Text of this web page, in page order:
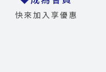
快來加入享優惠